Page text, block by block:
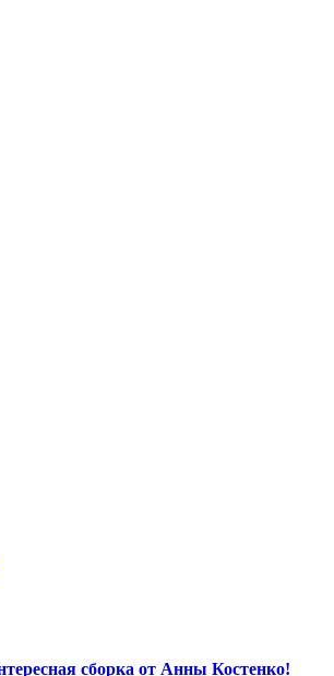
сборка от Анны Костенко!